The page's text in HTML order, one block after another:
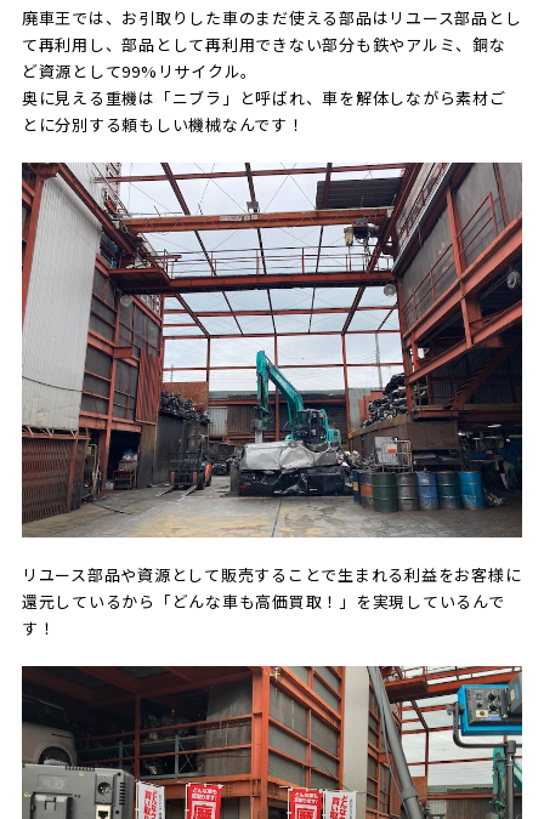
廃車王では、お引取りした車のまだ使える部品はリユース部品とし
て再利用し、部品として再利用できない部分も鉄やアルミ、銅な
ど資源として99%リサイクル。
奥に見える重機は「ニブラ」と呼ばれ、車を解体しながら素材ご
とに分別する頼もしい機械なんです！
リユース部品や資源として販売することで生まれる利益をお客様に
還元しているから「どんな車も高価買取！」を実現しているんで
す！